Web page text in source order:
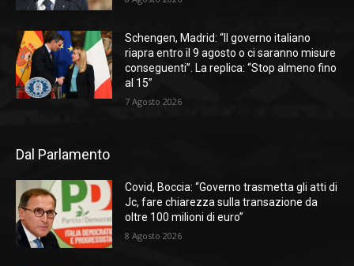
Schengen, Madrid: “Il governo italiano
riapra entro il 9 agosto o ci saranno misure
conseguenti”. La replica: “Stop almeno fino
al 15”
7 Agosto 2026
Dal Parlamento
Covid, Boccia: “Governo trasmetta gli atti di
Jc, fare chiarezza sulla transazione da
oltre 100 milioni di euro”
8 Agosto 2026